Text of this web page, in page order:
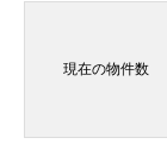
現在の物件数